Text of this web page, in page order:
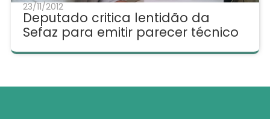
23/11/2012
Deputado critica lentidão da
Sefaz para emitir parecer técnico